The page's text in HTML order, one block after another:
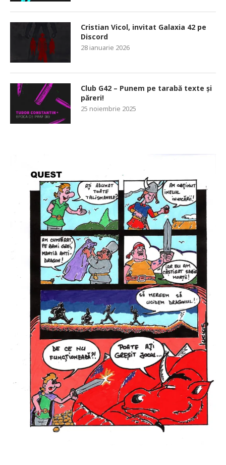
Cristian Vicol, invitat Galaxia 42 pe
Discord
28 ianuarie 2026
Club G42 – Punem pe tarabă texte și
păreri!
25 noiembrie 2025